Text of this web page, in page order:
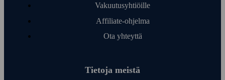
Vakuutusyhtiöille
Affiliate-ohjelma
Ota yhteyttä
Tietoja meistä